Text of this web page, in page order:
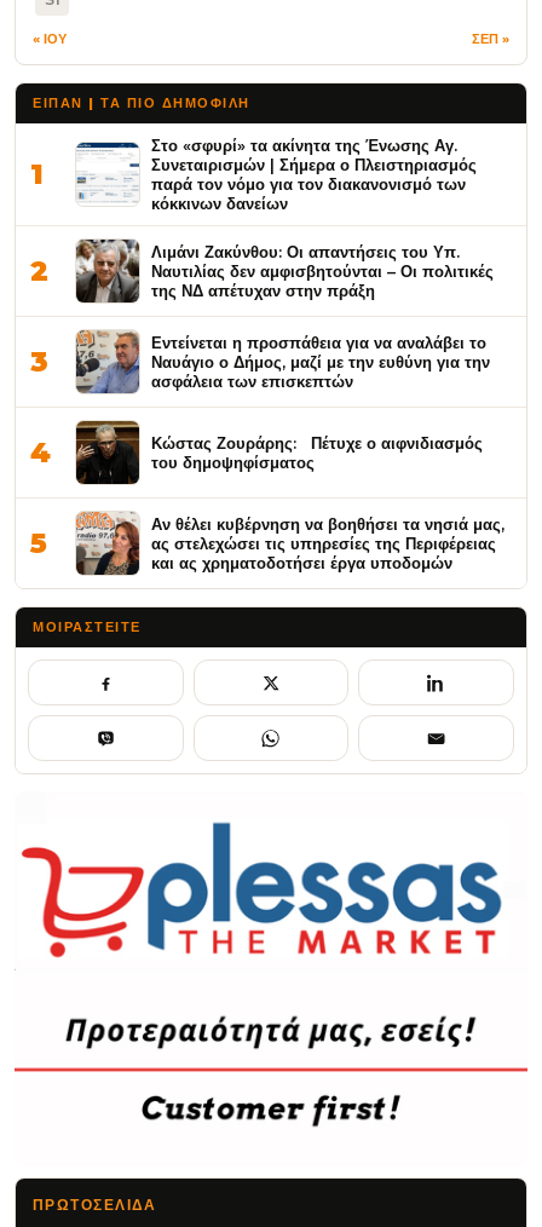
« ΙΟΥ ΣΕΠ »
ΕΙΠΑΝ | ΤΑ ΠΙΟ ΔΗΜΟΦΙΛΉ
1
Στο «σφυρί» τα ακίνητα της Ένωσης Αγ.
Συνεταιρισμών | Σήμερα ο Πλειστηριασμός
παρά τον νόμο για τον διακανονισμό των
κόκκινων δανείων
2
Λιμάνι Ζακύνθου: Οι απαντήσεις του Υπ.
Ναυτιλίας δεν αμφισβητούνται – Οι πολιτικές
της ΝΔ απέτυχαν στην πράξη
3
Εντείνεται η προσπάθεια για να αναλάβει το
Ναυάγιο ο Δήμος, μαζί με την ευθύνη για την
ασφάλεια των επισκεπτών
4
Κώστας Ζουράρης: Πέτυχε ο αιφνιδιασμός
του δημοψηφίσματος
5
Αν θέλει κυβέρνηση να βοηθήσει τα νησιά μας,
ας στελεχώσει τις υπηρεσίες της Περιφέρειας
και ας χρηματοδοτήσει έργα υποδομών
ΜΟΙΡΑΣΤΕΊΤΕ
ΠΡΩΤΟΣΈΛΙΔΑ